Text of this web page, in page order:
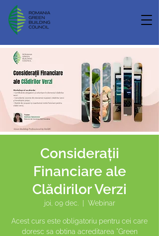
Considerații
Financiare ale
Clădirilor Verzi
joi, 09 dec. Webinar
Acest curs este obligatoriu pentru cei care
doresc sa obtina acreditarea "Green